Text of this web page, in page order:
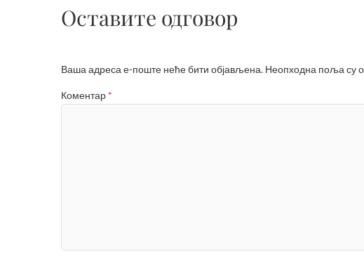
Оставите одговор
Ваша адреса е-поште неће бити објављена. Неопходна поља су
Коментар *